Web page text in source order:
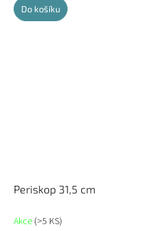
Do košíku
Periskop 31,5 cm
Akce (>5 KS)